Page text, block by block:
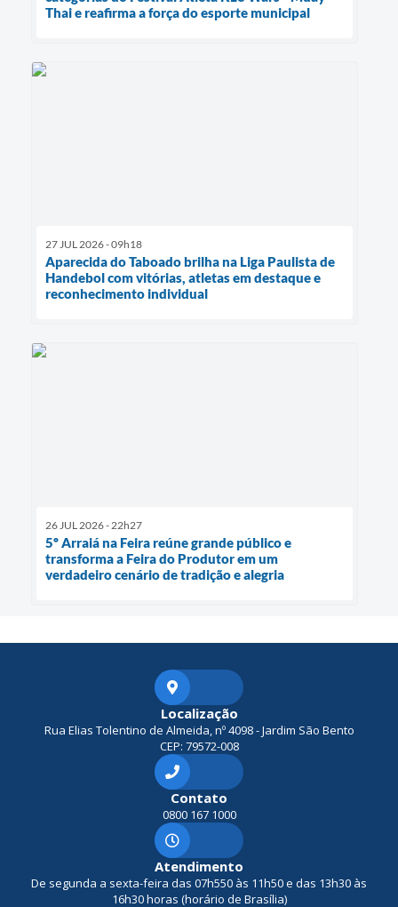
Thai e reafirma a força do esporte municipal
27 JUL 2026 - 09h18
Aparecida do Taboado brilha na Liga Paulista de
Handebol com vitórias, atletas em destaque e
reconhecimento individual
26 JUL 2026 - 22h27
5º Arraiá na Feira reúne grande público e
transforma a Feira do Produtor em um
verdadeiro cenário de tradição e alegria
Localização
Rua Elias Tolentino de Almeida, nº 4098 - Jardim São Bento
CEP: 79572-008
Contato
0800 167 1000
Atendimento
De segunda a sexta-feira das 07h550 às 11h50 e das 13h30 às
16h30 horas (horário de Brasília)